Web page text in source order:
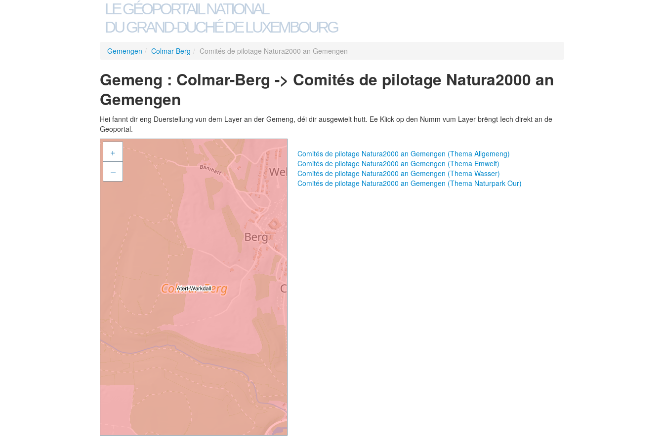
LE GÉOPORTAIL NATIONAL
DU GRAND-DUCHÉ DE LUXEMBOURG
Gemengen / Colmar-Berg / Comités de pilotage Natura2000 an Gemengen
Gemeng : Colmar-Berg -> Comités de pilotage Natura2000 an
Gemengen
Hei fannt dir eng Duerstellung vun dem Layer an der Gemeng, déi dir ausgewielt hutt. Ee Klick op den Numm vum Layer brëngt Iech direkt an de
Geoportal.
+
–
Comités de pilotage Natura2000 an Gemengen (Thema Allgemeng)
Comités de pilotage Natura2000 an Gemengen (Thema Emwelt)
Comités de pilotage Natura2000 an Gemengen (Thema Wasser)
Comités de pilotage Natura2000 an Gemengen (Thema Naturpark Our)